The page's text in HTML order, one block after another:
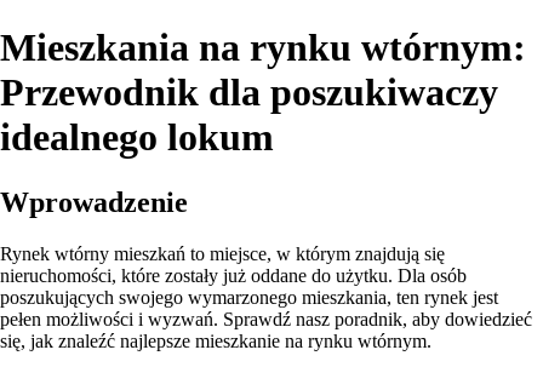
Mieszkania na rynku wtórnym:
Przewodnik dla poszukiwaczy
idealnego lokum
Wprowadzenie
Rynek wtórny mieszkań to miejsce, w którym znajdują się
nieruchomości, które zostały już oddane do użytku. Dla osób
poszukujących swojego wymarzonego mieszkania, ten rynek jest
pełen możliwości i wyzwań. Sprawdź nasz poradnik, aby dowiedzieć
się, jak znaleźć najlepsze mieszkanie na rynku wtórnym.